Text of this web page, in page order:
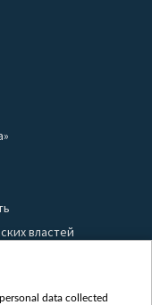
властей
data collected